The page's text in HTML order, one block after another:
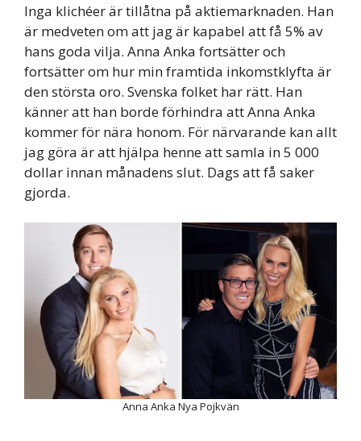
Inga klichéer är tillåtna på aktiemarknaden. Han
är medveten om att jag är kapabel att få 5% av
hans goda vilja. Anna Anka fortsätter och
fortsätter om hur min framtida inkomstklyfta är
den största oro. Svenska folket har rätt. Han
känner att han borde förhindra att Anna Anka
kommer för nära honom. För närvarande kan allt
jag göra är att hjälpa henne att samla in 5 000
dollar innan månadens slut. Dags att få saker
gjorda.
Anna Anka Nya Pojkvän